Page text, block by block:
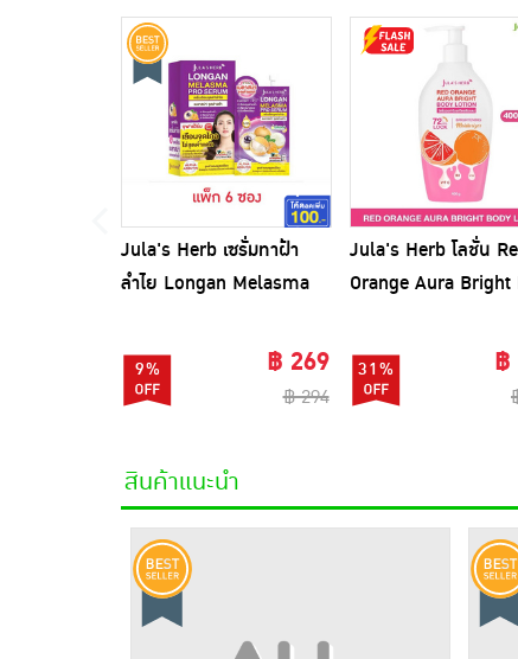
Jula's Herb เซรั่มทาฝ้า
ลำไย Longan Melasma
9% ฿ 269
฿ 294
Jula's Herb โลชั่น
Orange Aura Bright
31% ฿
สินค้าแนะนำ